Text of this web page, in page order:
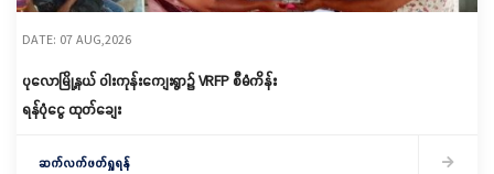
DATE: 07 AUG,2026
ပုလောမြို့နယ် ဝါးကုန်းကျေးရွာ၌ ‌VRFP စီမံကိန်း
ရန်ပုံငွေ ထုတ်ချေး
ဆက်လက်ဖတ်ရှုရန်